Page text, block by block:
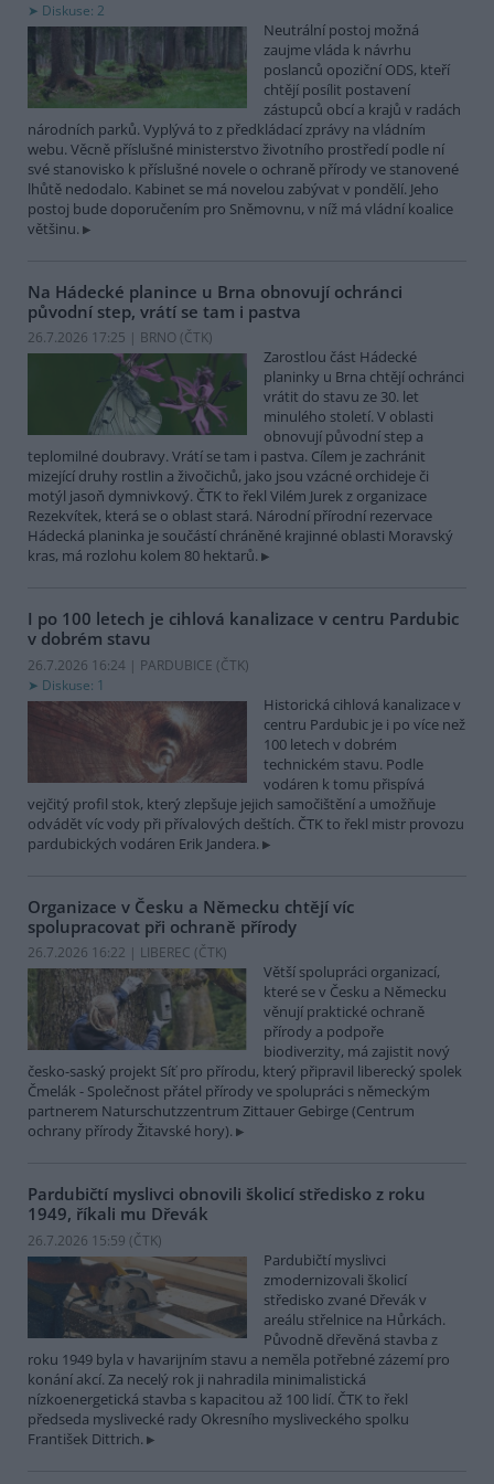
Diskuse: 2
Neutrální postoj možná
zaujme vláda k návrhu
poslanců opoziční ODS, kteří
chtějí posílit postavení
zástupců obcí a krajů v radách
národních parků. Vyplývá to z předkládací zprávy na vládním
webu. Věcně příslušné ministerstvo životního prostředí podle ní
své stanovisko k příslušné novele o ochraně přírody ve stanovené
lhůtě nedodalo. Kabinet se má novelou zabývat v pondělí. Jeho
postoj bude doporučením pro Sněmovnu, v níž má vládní koalice
většinu.
Na Hádecké planince u Brna obnovují ochránci
původní step, vrátí se tam i pastva
26.7.2026 17:25 | BRNO (ČTK)
Zarostlou část Hádecké
planinky u Brna chtějí ochránci
vrátit do stavu ze 30. let
minulého století. V oblasti
obnovují původní step a
teplomilné doubravy. Vrátí se tam i pastva. Cílem je zachránit
mizející druhy rostlin a živočichů, jako jsou vzácné orchideje či
motýl jasoň dymnivkový. ČTK to řekl Vilém Jurek z organizace
Rezekvítek, která se o oblast stará. Národní přírodní rezervace
Hádecká planinka je součástí chráněné krajinné oblasti Moravský
kras, má rozlohu kolem 80 hektarů.
I po 100 letech je cihlová kanalizace v centru Pardubic
v dobrém stavu
26.7.2026 16:24 | PARDUBICE (ČTK)
Diskuse: 1
Historická cihlová kanalizace v
centru Pardubic je i po více než
100 letech v dobrém
technickém stavu. Podle
vodáren k tomu přispívá
vejčitý profil stok, který zlepšuje jejich samočištění a umožňuje
odvádět víc vody při přívalových deštích. ČTK to řekl mistr provozu
pardubických vodáren Erik Jandera.
Organizace v Česku a Německu chtějí víc
spolupracovat při ochraně přírody
26.7.2026 16:22 | LIBEREC (ČTK)
Větší spolupráci organizací,
které se v Česku a Německu
věnují praktické ochraně
přírody a podpoře
biodiverzity, má zajistit nový
česko-saský projekt Síť pro přírodu, který připravil liberecký spolek
Čmelák - Společnost přátel přírody ve spolupráci s německým
partnerem Naturschutzzentrum Zittauer Gebirge (Centrum
ochrany přírody Žitavské hory).
Pardubičtí myslivci obnovili školicí středisko z roku
1949, říkali mu Dřevák
26.7.2026 15:59 (ČTK)
Pardubičtí myslivci
zmodernizovali školicí
středisko zvané Dřevák v
areálu střelnice na Hůrkách.
Původně dřevěná stavba z
roku 1949 byla v havarijním stavu a neměla potřebné zázemí pro
konání akcí. Za necelý rok ji nahradila minimalistická
nízkoenergetická stavba s kapacitou až 100 lidí. ČTK to řekl
předseda myslivecké rady Okresního mysliveckého spolku
František Dittrich.